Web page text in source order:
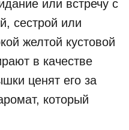
или встречу с
сестрой или
желтой кустовой
в качестве
ценят его за
который